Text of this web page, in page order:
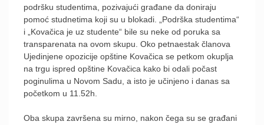
podršku studentima, pozivajući građane da doniraju
pomoć studnetima koji su u blokadi. „Podrška studentima“
i „Kovačica je uz studente“ bile su neke od poruka sa
transparenata na ovom skupu. Oko petnaestak članova
Ujedinjene opozicije opštine Kovačica se petkom okuplja
na trgu ispred opštine Kovačica kako bi odali počast
poginulima u Novom Sadu, a isto je učinjeno i danas sa
početkom u 11.52h.
Oba skupa završena su mirno, nakon čega su se građani